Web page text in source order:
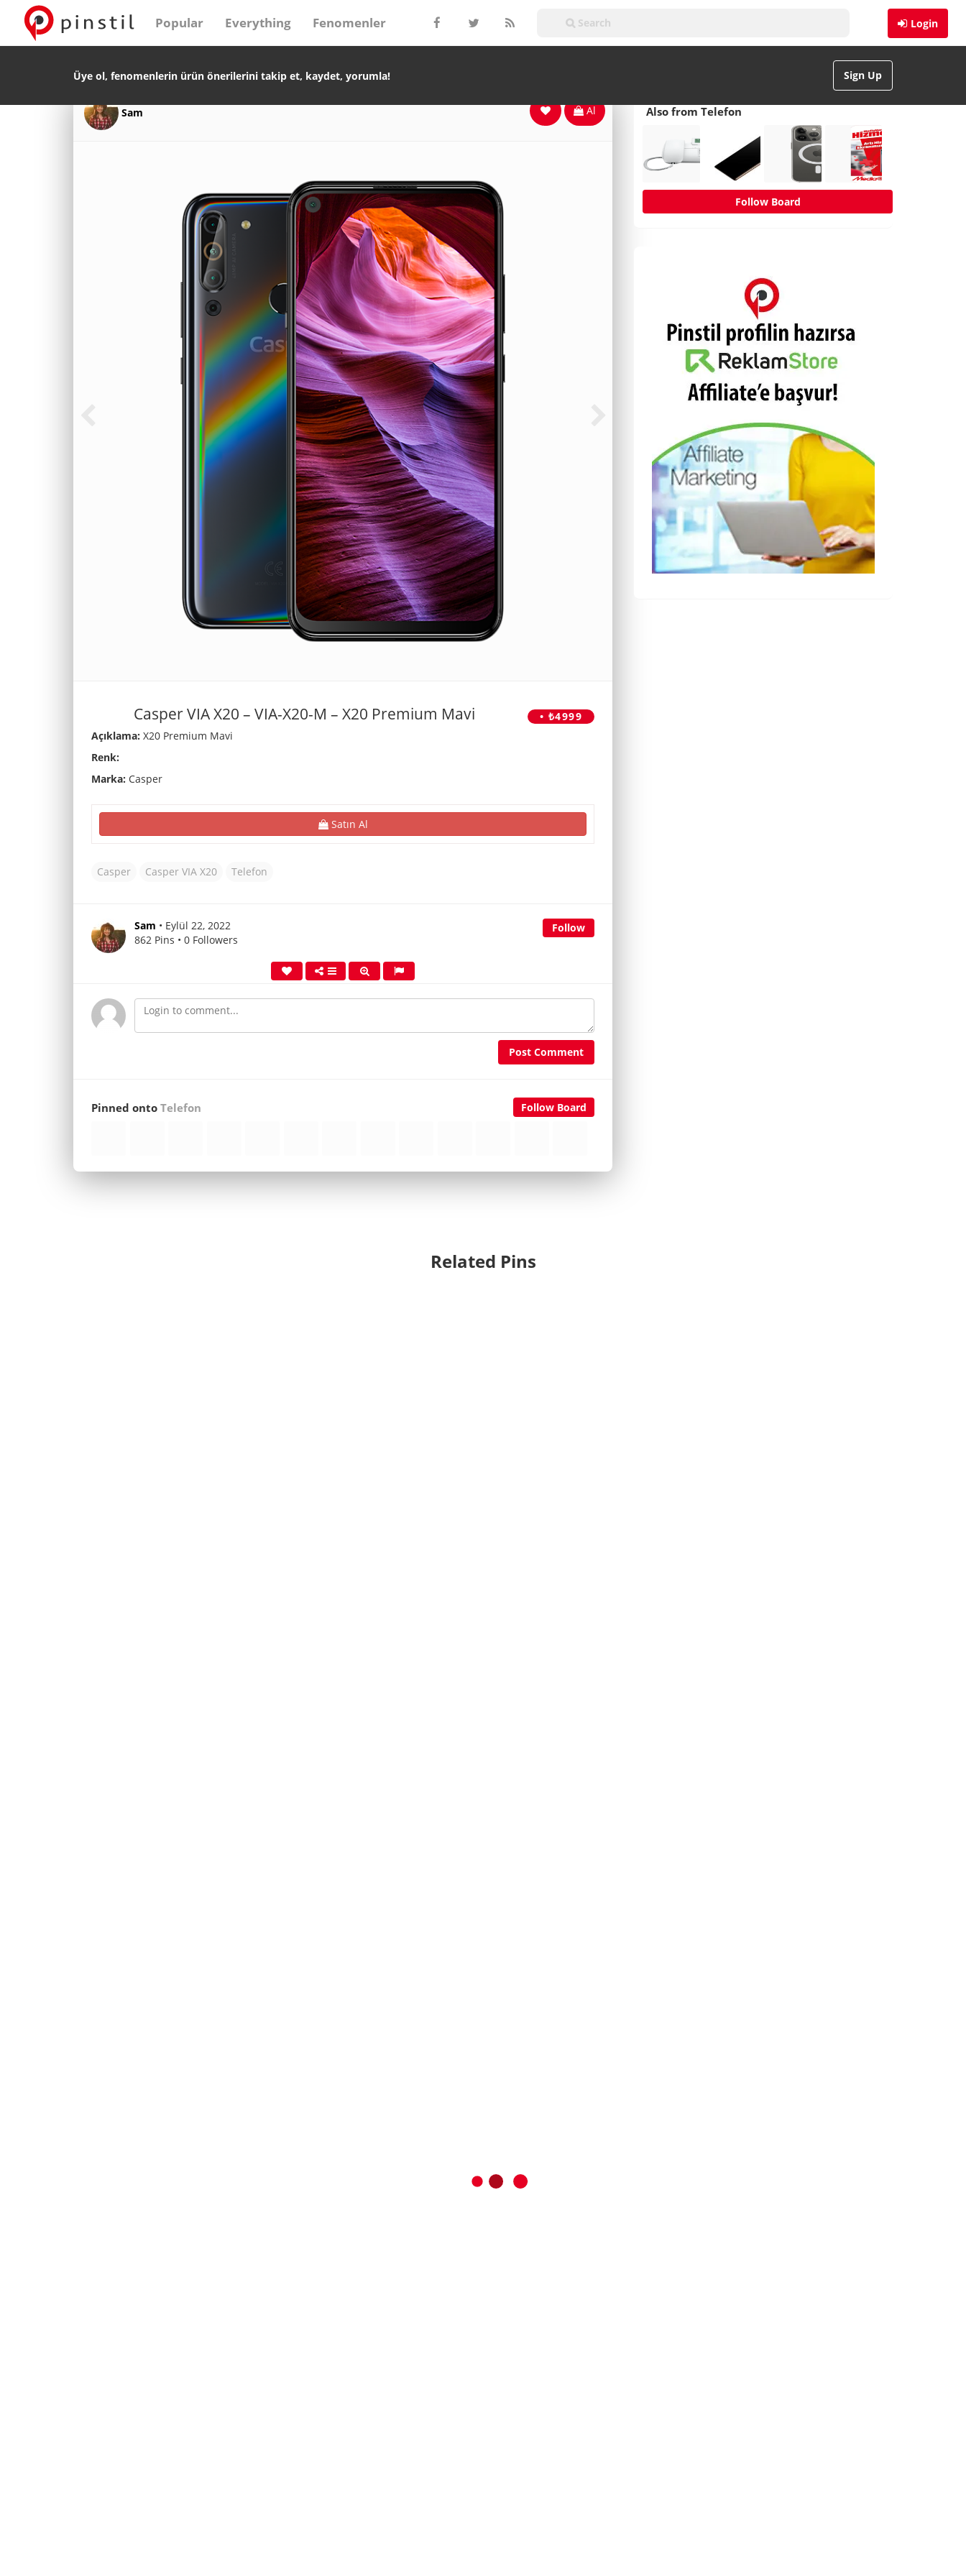
Login
Popular Everything Fenomenler
Sign Up
Üye ol, fenomenlerin ürün önerilerini takip et, kaydet, yorumla!
Sam Al
• ₺4999
Casper VIA X20 – VIA-X20-M – X20 Premium Mavi
Açıklama: X20 Premium Mavi
Renk:
Marka: Casper
Satın Al
Casper Casper VIA X20 Telefon
Follow
Sam • Eylül 22, 2022
862 Pins • 0 Followers
Post Comment
Follow Board
Pinned ontoTelefon
Also from Telefon
Follow Board
Related Pins